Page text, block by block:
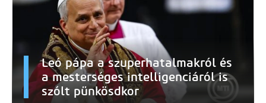
Leó pápa a szuperhatalmakról és
a mesterséges intelligenciáról is
szólt pünkösdkor